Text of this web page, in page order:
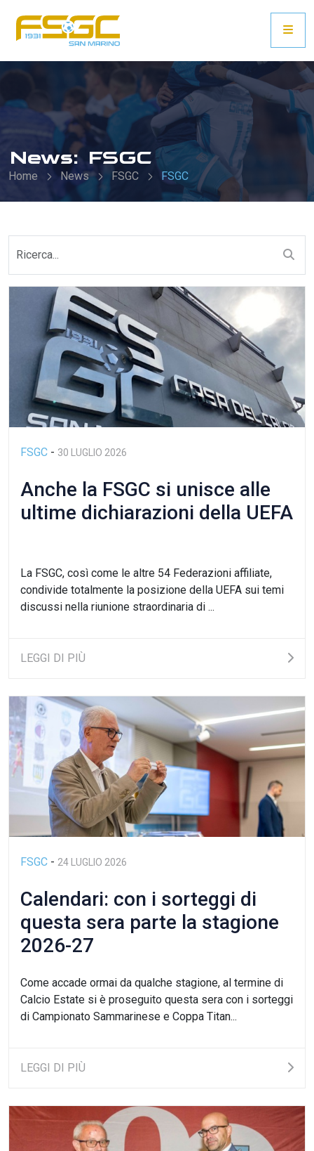
News: FSGC
Home News FSGC FSGC
FSGC - 30 LUGLIO 2026
Anche la FSGC si unisce alle
ultime dichiarazioni della UEFA
La FSGC, così come le altre 54 Federazioni affiliate,
condivide totalmente la posizione della UEFA sui temi
discussi nella riunione straordinaria di ...
LEGGI DI PIÙ
FSGC - 24 LUGLIO 2026
Calendari: con i sorteggi di
questa sera parte la stagione
2026-27
Come accade ormai da qualche stagione, al termine di
Calcio Estate si è proseguito questa sera con i sorteggi
di Campionato Sammarinese e Coppa Titan...
LEGGI DI PIÙ